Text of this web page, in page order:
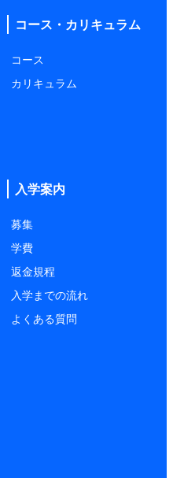
コース・カリキュラム
コース
カリキュラム
入学案内
募集
学費
返金規程
入学までの流れ
よくある質問